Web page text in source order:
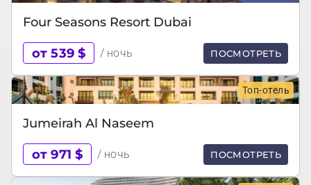
Four Seasons Resort Dubai
от 539 $ / ночь ПОСМОТРЕТЬ
Топ-отель
Jumeirah Al Naseem
от 971 $ / ночь ПОСМОТРЕТЬ